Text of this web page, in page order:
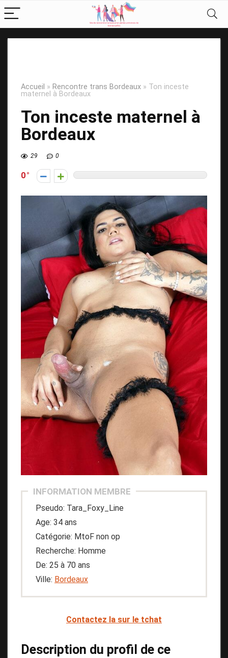
Accueil » Rencontre trans Bordeaux » Ton inceste
maternel à Bordeaux
Ton inceste maternel à
Bordeaux
29 0
0
INFORMATION MEMBRE
Pseudo: Tara_Foxy_Line
Age: 34 ans
Catégorie: MtoF non op
Recherche: Homme
De: 25 à 70 ans
Ville: Bordeaux
Contactez la sur le tchat
Description du profil de ce